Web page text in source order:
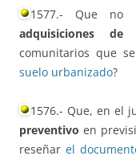
1577.- Que no
adquisiciones
comunitarios que
suelo urbanizado?
1576.- Que, en el
preventivo en
reseñarel